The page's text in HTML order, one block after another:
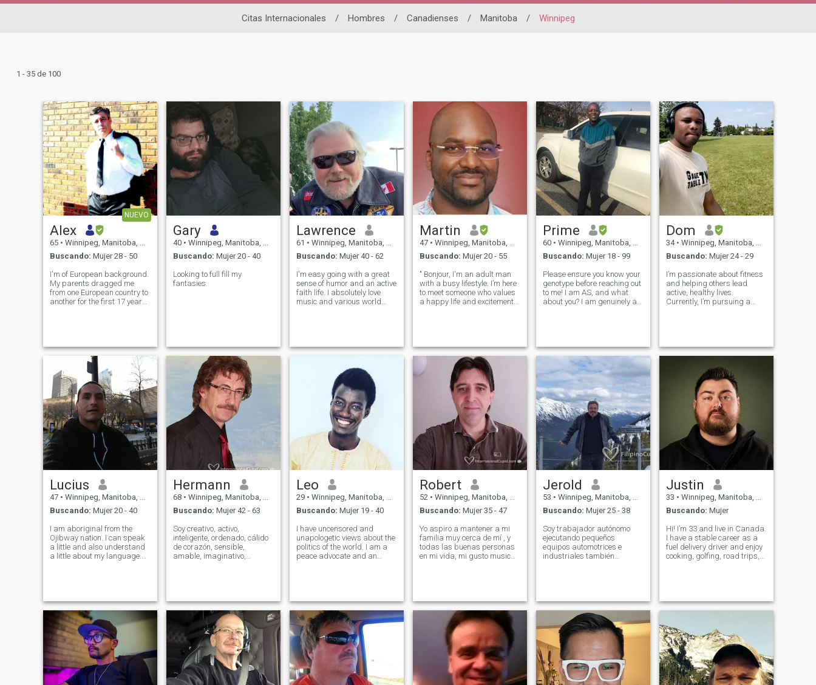
Citas Internacionales / Hombres / Canadienses / Manitoba / Winnipeg
1 - 35 de 100
NUEVO
Alex
65 • Winnipeg, Manitoba, Canadá
Buscando: Mujer 28 - 50
I'm of European background.
My parents dragged me
from one European country to
another for the first 17 years
present time. I studied
Gary
40 • Winnipeg, Manitoba, Canadá
Buscando: Mujer 20 - 40
Looking to full fill my
fantasies
Lawrence
61 • Winnipeg, Manitoba, Canadá
Buscando: Mujer 40 - 62
I'm easy going with a great
sense of humor and an active
faith life. I absolutely love
music and various world
which includes riding m
Martin
47 • Winnipeg, Manitoba, Canadá
Buscando: Mujer 20 - 55
" Bonjour, I'm an adult man
with a busy lifestyle. I’m here
to meet someone who values
a happy life and excitement.
understands the importanc
Prime
60 • Winnipeg, Manitoba, Canadá
Buscando: Mujer 18 - 99
Please ensure you know your
genotype before reaching out
to me! I am AS, and what
about you? I am genuinely a
complete openness—
emotionally,
Dom
34 • Winnipeg, Manitoba, Canadá
Buscando: Mujer 24 - 29
I’m passionate about fitness
and helping others lead
active, healthy lives.
Currently, I’m pursuing a
unwinding with laid-back
weekends, great conv
Lucius
47 • Winnipeg, Manitoba, Canadá
Buscando: Mujer 20 - 40
I am aboriginal from the
Ojibway nation. I can speak
a little and also understand
a little about my language.
did some training in B
Hermann
68 • Winnipeg, Manitoba, Canadá
Buscando: Mujer 42 - 63
Soy creativo, activo,
inteligente, ordenado, cálido
de corazón, sensible,
amable, imaginativo,
También soy agente de
conciertos, director de viajes,
productor de música y radio,
editor de música y
presentador de radio, ex
músico, líder de banda y
director de orquesta. Disfruto
de actividades al aire libre
como jardinería, paseos a
Leo
29 • Winnipeg, Manitoba, Canadá
Buscando: Mujer 19 - 40
I have uncensored and
unapologetic views about the
politics of the world. I am a
peace advocate and an
and worked with a lot of
people from
Robert
52 • Winnipeg, Manitoba, Canadá
Buscando: Mujer 35 - 47
Yo aspiro a mantener a mi
familia muy cerca de mí , y
todas las buenas personas
en mi vida, mi gusto musical
rock y heavy metal. No estoy
buscando un gancho.
Esperando encontrar
persona positiva con buena
personalidad, para una
posible relación a largo
plazo. Confiar en la
integridad y honestidad,
esos son los valores que me
Jerold
53 • Winnipeg, Manitoba, Canadá
Buscando: Mujer 25 - 38
Soy trabajador autónomo
ejecutando pequeños
equipos automotrices e
industriales también
carreras de coches y los
conciertos de rock en el
verano los fines de semana
estoy muy amable y
educada de mente abierta
inteligente Smart muy
romántica con una creativa
Wild Side. Amor, humor y
amor para reír y hacer reír y
Justin
33 • Winnipeg, Manitoba, Canadá
Buscando: Mujer
Hi! I’m 33 and live in Canada.
I have a stable career as a
fuel delivery driver and enjoy
cooking, golfing, road trips,
I’m looking for a gen